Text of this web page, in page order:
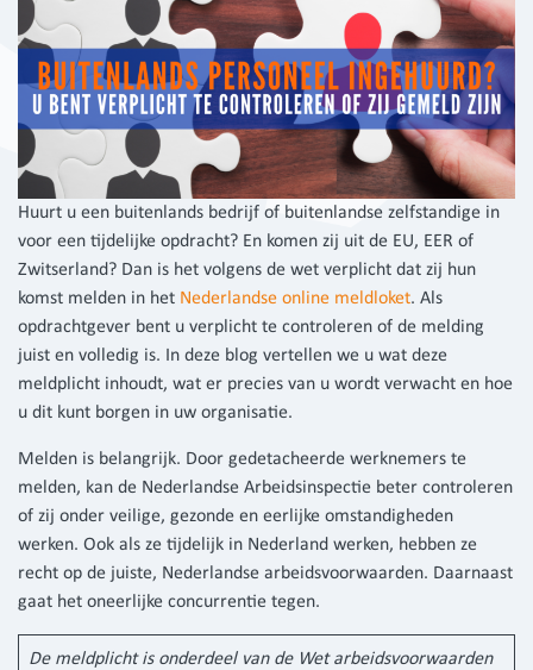
Huurt u een buitenlands bedrijf of buitenlandse zelfstandige in
voor een tijdelijke opdracht? En komen zij uit de EU, EER of
Zwitserland? Dan is het volgens de wet verplicht dat zij hun
komst melden in het Nederlandse online meldloket. Als
opdrachtgever bent u verplicht te controleren of de melding
juist en volledig is. In deze blog vertellen we u wat deze
meldplicht inhoudt, wat er precies van u wordt verwacht en hoe
u dit kunt borgen in uw organisatie.
Melden is belangrijk. Door gedetacheerde werknemers te
melden, kan de Nederlandse Arbeidsinspectie beter controleren
of zij onder veilige, gezonde en eerlijke omstandigheden
werken. Ook als ze tijdelijk in Nederland werken, hebben ze
recht op de juiste, Nederlandse arbeidsvoorwaarden. Daarnaast
gaat het oneerlijke concurrentie tegen.
De meldplicht is onderdeel van de Wet arbeidsvoorwaarden